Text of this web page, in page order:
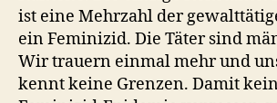
ist eine Mehrzahl der
ein Feminizid. Die Täter sind
Wir trauern einmal mehr und
kennt keine Grenzen. Damit